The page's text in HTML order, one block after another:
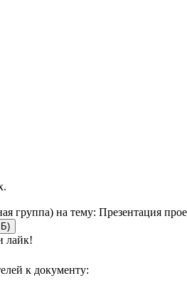
группа) на тему: Презентация
лайк!
к документу: